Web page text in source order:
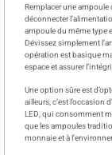
Remplacer une ampoule
déconnecter
ampoule du même type
Dévissez simplement
opération est basique
espace et assurer
Une option sûre est
ailleurs, c’est
LED, qui consomment
que les ampoules
monnaie et à